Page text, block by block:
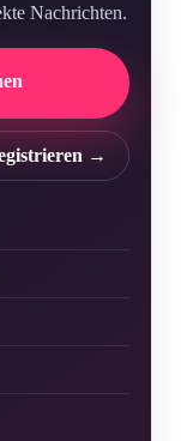
Nachrichten.
→